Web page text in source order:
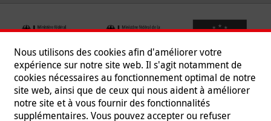
Nous utilisons des cookies afin d'améliorer votre
expérience sur notre site web. Il s'agit notamment de
cookies nécessaires au fonctionnement optimal de notre
site web, ainsi que de ceux qui nous aident à améliorer
notre site et à vous fournir des fonctionnalités
supplémentaires. Vous pouvez accepter ou refuser